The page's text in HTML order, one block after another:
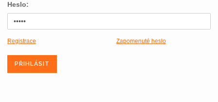
Heslo:
Registrace Zapomenuté heslo